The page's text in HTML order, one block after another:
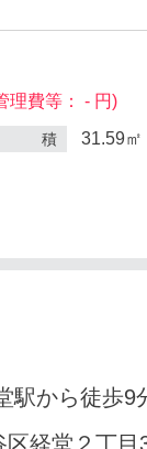
理費等： - 円)
積 31.59㎡
駅から徒歩9
区経堂２丁目